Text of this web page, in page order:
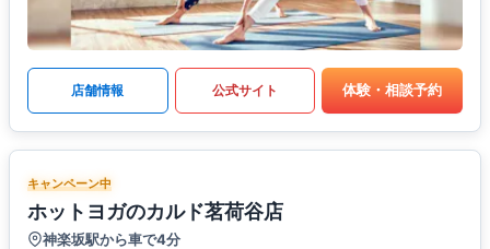
店舗情報 公式サイト 体験・相談予約
キャンペーン中
ホットヨガのカルド茗荷谷店
神楽坂駅から車で4分